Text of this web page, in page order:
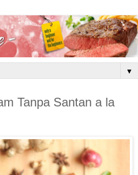
▼
Tanpa Santan a la